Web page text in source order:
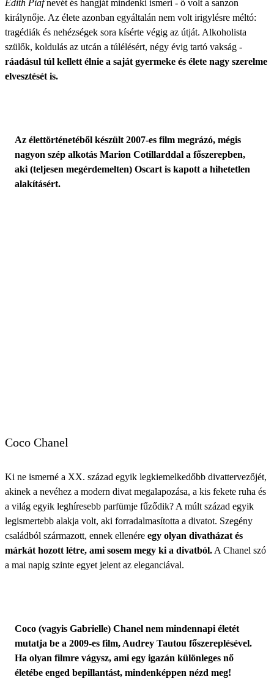
Edith Piafnevét és hangját mindenki ismeri - ő volt a sanzon
királynője. Az élete azonban egyáltalán nem volt irigylésre méltó:
tragédiák és nehézségek sora kísérte végig az útját. Alkoholista
szülők, koldulás az utcán a túlélésért, négy évig tartó vakság -
ráadásul túl kellett élnie a saját gyermeke és élete nagy szerelme
elvesztését is.
Az élettörténetéből készült 2007-es film megrázó, mégis
nagyon szép alkotás Marion Cotillarddal a főszerepben,
aki (teljesen megérdemelten) Oscart is kapott a hihetetlen
alakításért.
Coco Chanel
Ki ne ismerné a XX. század egyik legkiemelkedőbb divattervezőjét,
akinek a nevéhez a modern divat megalapozása, a kis fekete ruha és
a világ egyik leghíresebb parfümje fűződik? A múlt század egyik
legismertebb alakja volt, aki forradalmasította a divatot. Szegény
családból származott, ennek ellenére egy olyan divatházat és
márkát hozott létre, ami sosem megy ki a divatból. A Chanel szó
a mai napig szinte egyet jelent az eleganciával.
Coco (vagyis Gabrielle) Chanel nem mindennapi életét
mutatja be a 2009-es film, Audrey Tautou főszereplésével.
Ha olyan filmre vágysz, ami egy igazán különleges nő
életébe enged bepillantást, mindenképpen nézd meg!